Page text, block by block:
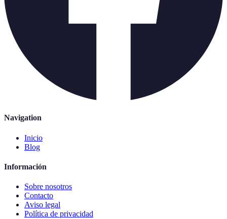
Navigation
Inicio
Blog
Información
Sobre nosotros
Contacto
Aviso legal
Política de privacidad